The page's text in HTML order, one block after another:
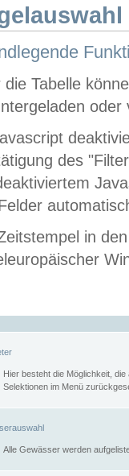
die Tabelle
oder
des
in
Hier besteht die Möglichkeit,
Selektionen im Menü
Alle Gewässer werden